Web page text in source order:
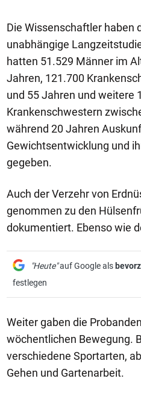
Die Wissenschaftler haben
unabhängige
hatten 51.529 Männer im
Jahren, 121.700
und 55 Jahren und weitere
Krankenschwestern
während 20 Jahren
Gewichtsentwicklung und
gegeben.
Auch der Verzehr von
genommen zu den
dokumentiert. Ebenso wie
"Heute"auf Google als
festlegen
Weiter gaben die
wöchentlichen Bewegung.
verschiedene Sportarten,
Gehen und Gartenarbeit.